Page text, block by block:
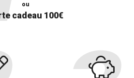
ou
cadeau 100€